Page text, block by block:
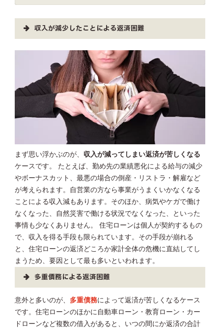
収入が減少したことによる返済困難
まず思い浮かぶのが、 収入が減ってしまい返済が苦しくなる
ケースです。 たとえば、勤め先の業績悪化による給与の減少
やボーナスカット、最悪の場合の倒産・リストラ・解雇など
が考えられます。自営業の方なら事業がうまくいかなくなる
ことによる収入減もあります。そのほか、病気やケガで働け
なくなった、自然災害で働ける状況でなくなった、といった
事情も少なくありません。 住宅ローンは個人が契約するもの
で、収入を得る手段も限られています。その手段が崩れる
と、住宅ローンの返済どころか家計全体の危機に直結してし
まうため、要因として最も多いといわれます。
多重債務による返済困難
意外と多いのが、 多重債務によって返済が苦しくなるケース
です。住宅ローンのほかに自動車ローン・教育ローン・カー
ドローンなど複数の借入があると、いつの間にか返済の合計